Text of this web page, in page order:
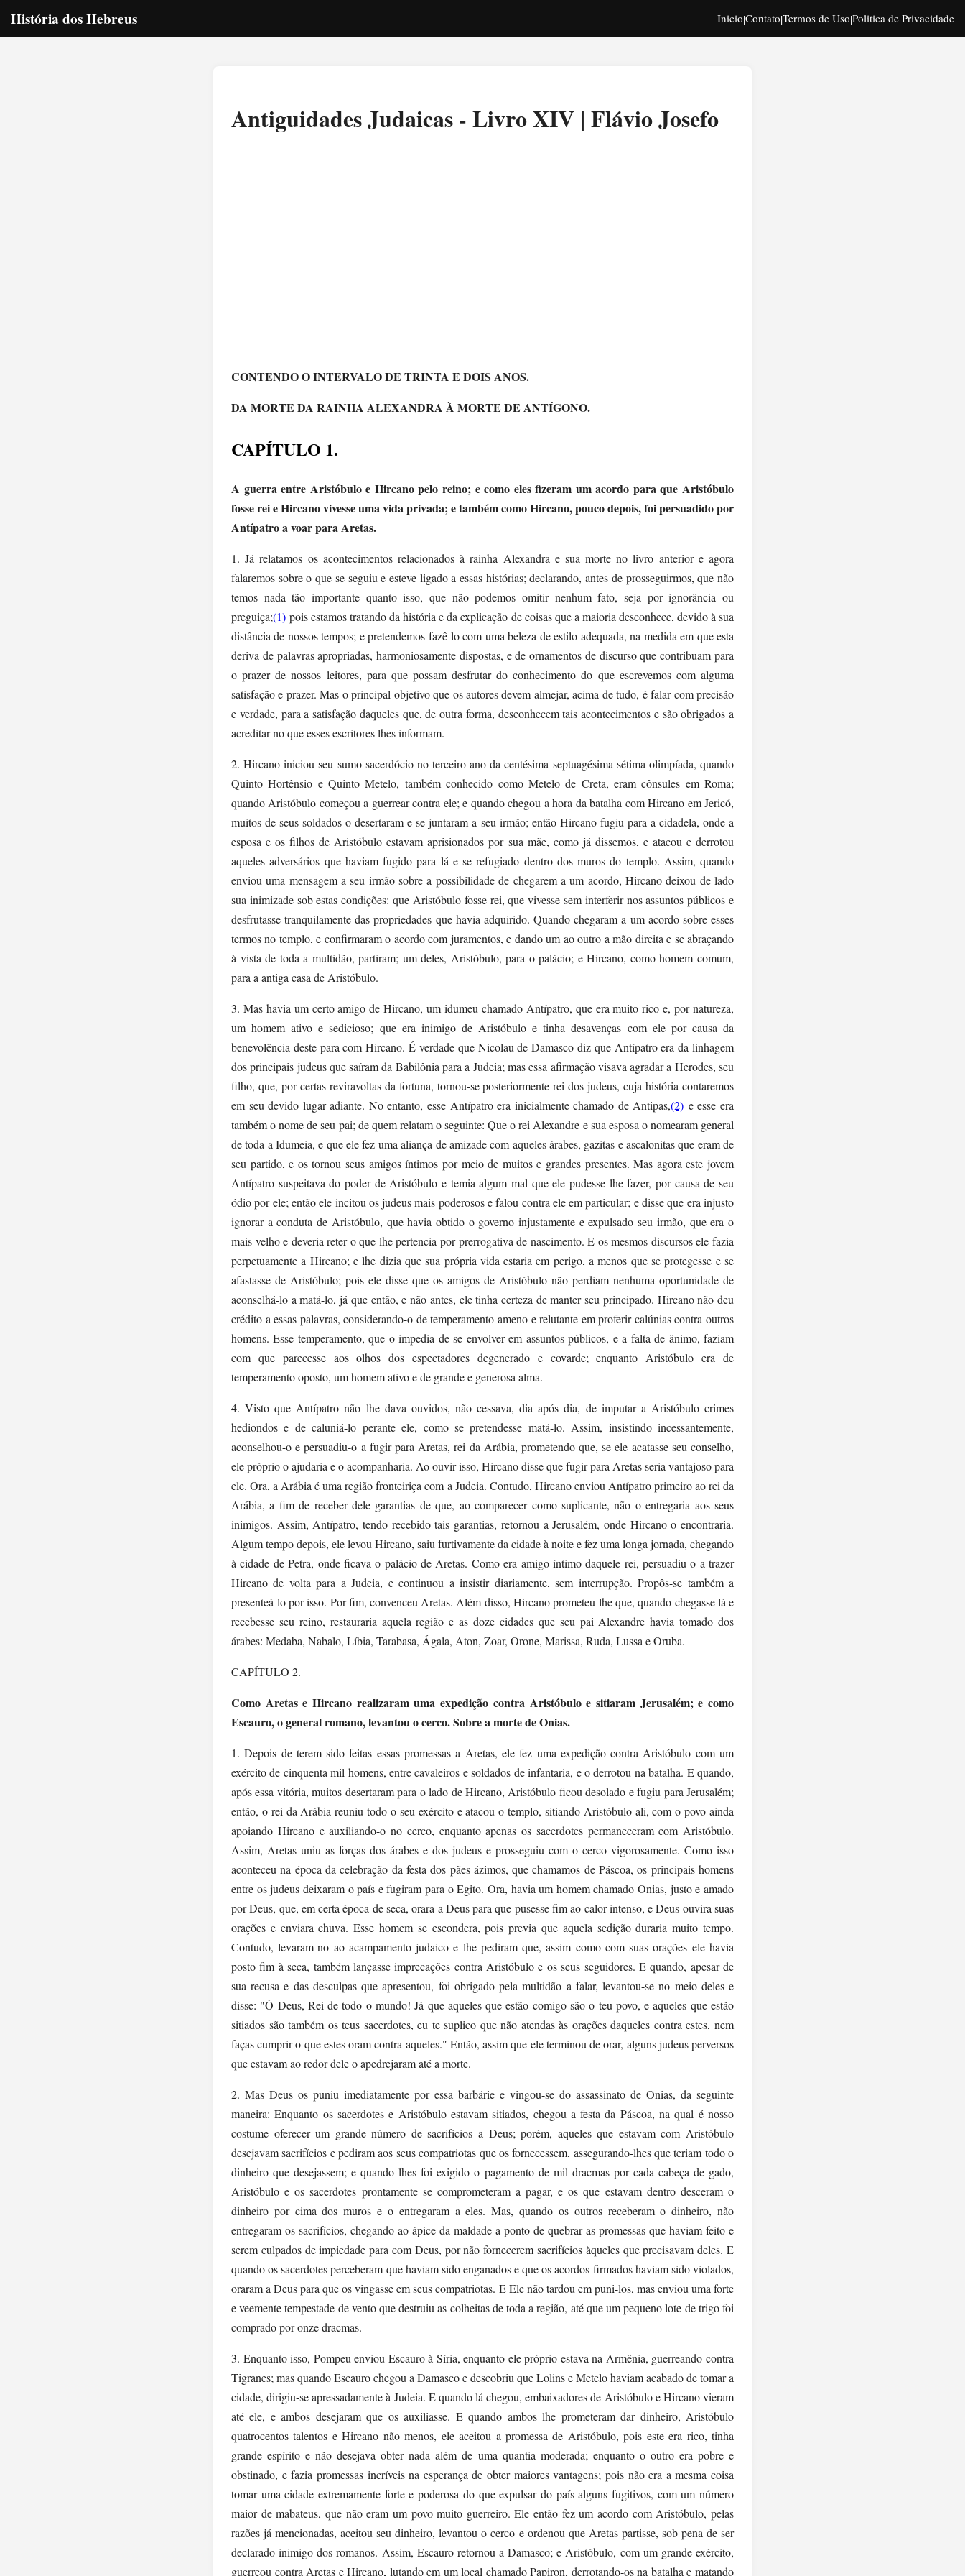
História dos Hebreus Inicio|Contato|Termos de Uso|Politica de Privacidade
Antiguidades Judaicas - Livro XIV | Flávio Josefo
CONTENDO O INTERVALO DE TRINTA E DOIS ANOS.
DA MORTE DA RAINHA ALEXANDRA À MORTE DE ANTÍGONO.
CAPÍTULO 1.
A guerra entre Aristóbulo e Hircano pelo reino; e como eles fizeram um acordo para que Aristóbulo
fosse rei e Hircano vivesse uma vida privada; e também como Hircano, pouco depois, foi persuadido por
Antípatro a voar para Aretas.
1. Já relatamos os acontecimentos relacionados à rainha Alexandra e sua morte no livro anterior e agora
falaremos sobre o que se seguiu e esteve ligado a essas histórias; declarando, antes de prosseguirmos, que não
temos nada tão importante quanto isso, que não podemos omitir nenhum fato, seja por ignorância ou
preguiça;(1) pois estamos tratando da história e da explicação de coisas que a maioria desconhece, devido à sua
distância de nossos tempos; e pretendemos fazê-lo com uma beleza de estilo adequada, na medida em que esta
deriva de palavras apropriadas, harmoniosamente dispostas, e de ornamentos de discurso que contribuam para
o prazer de nossos leitores, para que possam desfrutar do conhecimento do que escrevemos com alguma
satisfação e prazer. Mas o principal objetivo que os autores devem almejar, acima de tudo, é falar com precisão
e verdade, para a satisfação daqueles que, de outra forma, desconhecem tais acontecimentos e são obrigados a
acreditar no que esses escritores lhes informam.
2. Hircano iniciou seu sumo sacerdócio no terceiro ano da centésima septuagésima sétima olimpíada, quando
Quinto Hortênsio e Quinto Metelo, também conhecido como Metelo de Creta, eram cônsules em Roma;
quando Aristóbulo começou a guerrear contra ele; e quando chegou a hora da batalha com Hircano em Jericó,
muitos de seus soldados o desertaram e se juntaram a seu irmão; então Hircano fugiu para a cidadela, onde a
esposa e os filhos de Aristóbulo estavam aprisionados por sua mãe, como já dissemos, e atacou e derrotou
aqueles adversários que haviam fugido para lá e se refugiado dentro dos muros do templo. Assim, quando
enviou uma mensagem a seu irmão sobre a possibilidade de chegarem a um acordo, Hircano deixou de lado
sua inimizade sob estas condições: que Aristóbulo fosse rei, que vivesse sem interferir nos assuntos públicos e
desfrutasse tranquilamente das propriedades que havia adquirido. Quando chegaram a um acordo sobre esses
termos no templo, e confirmaram o acordo com juramentos, e dando um ao outro a mão direita e se abraçando
à vista de toda a multidão, partiram; um deles, Aristóbulo, para o palácio; e Hircano, como homem comum,
para a antiga casa de Aristóbulo.
3. Mas havia um certo amigo de Hircano, um idumeu chamado Antípatro, que era muito rico e, por natureza,
um homem ativo e sedicioso; que era inimigo de Aristóbulo e tinha desavenças com ele por causa da
benevolência deste para com Hircano. É verdade que Nicolau de Damasco diz que Antípatro era da linhagem
dos principais judeus que saíram da Babilônia para a Judeia; mas essa afirmação visava agradar a Herodes, seu
filho, que, por certas reviravoltas da fortuna, tornou-se posteriormente rei dos judeus, cuja história contaremos
em seu devido lugar adiante. No entanto, esse Antípatro era inicialmente chamado de Antipas,(2) e esse era
também o nome de seu pai; de quem relatam o seguinte: Que o rei Alexandre e sua esposa o nomearam general
de toda a Idumeia, e que ele fez uma aliança de amizade com aqueles árabes, gazitas e ascalonitas que eram de
seu partido, e os tornou seus amigos íntimos por meio de muitos e grandes presentes. Mas agora este jovem
Antípatro suspeitava do poder de Aristóbulo e temia algum mal que ele pudesse lhe fazer, por causa de seu
ódio por ele; então ele incitou os judeus mais poderosos e falou contra ele em particular; e disse que era injusto
ignorar a conduta de Aristóbulo, que havia obtido o governo injustamente e expulsado seu irmão, que era o
mais velho e deveria reter o que lhe pertencia por prerrogativa de nascimento. E os mesmos discursos ele fazia
perpetuamente a Hircano; e lhe dizia que sua própria vida estaria em perigo, a menos que se protegesse e se
afastasse de Aristóbulo; pois ele disse que os amigos de Aristóbulo não perdiam nenhuma oportunidade de
aconselhá-lo a matá-lo, já que então, e não antes, ele tinha certeza de manter seu principado. Hircano não deu
crédito a essas palavras, considerando-o de temperamento ameno e relutante em proferir calúnias contra outros
homens. Esse temperamento, que o impedia de se envolver em assuntos públicos, e a falta de ânimo, faziam
com que parecesse aos olhos dos espectadores degenerado e covarde; enquanto Aristóbulo era de
temperamento oposto, um homem ativo e de grande e generosa alma.
4. Visto que Antípatro não lhe dava ouvidos, não cessava, dia após dia, de imputar a Aristóbulo crimes
hediondos e de caluniá-lo perante ele, como se pretendesse matá-lo. Assim, insistindo incessantemente,
aconselhou-o e persuadiu-o a fugir para Aretas, rei da Arábia, prometendo que, se ele acatasse seu conselho,
ele próprio o ajudaria e o acompanharia. Ao ouvir isso, Hircano disse que fugir para Aretas seria vantajoso para
ele. Ora, a Arábia é uma região fronteiriça com a Judeia. Contudo, Hircano enviou Antípatro primeiro ao rei da
Arábia, a fim de receber dele garantias de que, ao comparecer como suplicante, não o entregaria aos seus
inimigos. Assim, Antípatro, tendo recebido tais garantias, retornou a Jerusalém, onde Hircano o encontraria.
Algum tempo depois, ele levou Hircano, saiu furtivamente da cidade à noite e fez uma longa jornada, chegando
à cidade de Petra, onde ficava o palácio de Aretas. Como era amigo íntimo daquele rei, persuadiu-o a trazer
Hircano de volta para a Judeia, e continuou a insistir diariamente, sem interrupção. Propôs-se também a
presenteá-lo por isso. Por fim, convenceu Aretas. Além disso, Hircano prometeu-lhe que, quando chegasse lá e
recebesse seu reino, restauraria aquela região e as doze cidades que seu pai Alexandre havia tomado dos
árabes: Medaba, Nabalo, Líbia, Tarabasa, Ágala, Aton, Zoar, Orone, Marissa, Ruda, Lussa e Oruba.
CAPÍTULO 2.
Como Aretas e Hircano realizaram uma expedição contra Aristóbulo e sitiaram Jerusalém; e como
Escauro, o general romano, levantou o cerco. Sobre a morte de Onias.
1. Depois de terem sido feitas essas promessas a Aretas, ele fez uma expedição contra Aristóbulo com um
exército de cinquenta mil homens, entre cavaleiros e soldados de infantaria, e o derrotou na batalha. E quando,
após essa vitória, muitos desertaram para o lado de Hircano, Aristóbulo ficou desolado e fugiu para Jerusalém;
então, o rei da Arábia reuniu todo o seu exército e atacou o templo, sitiando Aristóbulo ali, com o povo ainda
apoiando Hircano e auxiliando-o no cerco, enquanto apenas os sacerdotes permaneceram com Aristóbulo.
Assim, Aretas uniu as forças dos árabes e dos judeus e prosseguiu com o cerco vigorosamente. Como isso
aconteceu na época da celebração da festa dos pães ázimos, que chamamos de Páscoa, os principais homens
entre os judeus deixaram o país e fugiram para o Egito. Ora, havia um homem chamado Onias, justo e amado
por Deus, que, em certa época de seca, orara a Deus para que pusesse fim ao calor intenso, e Deus ouvira suas
orações e enviara chuva. Esse homem se escondera, pois previa que aquela sedição duraria muito tempo.
Contudo, levaram-no ao acampamento judaico e lhe pediram que, assim como com suas orações ele havia
posto fim à seca, também lançasse imprecações contra Aristóbulo e os seus seguidores. E quando, apesar de
sua recusa e das desculpas que apresentou, foi obrigado pela multidão a falar, levantou-se no meio deles e
disse: "Ó Deus, Rei de todo o mundo! Já que aqueles que estão comigo são o teu povo, e aqueles que estão
sitiados são também os teus sacerdotes, eu te suplico que não atendas às orações daqueles contra estes, nem
faças cumprir o que estes oram contra aqueles." Então, assim que ele terminou de orar, alguns judeus perversos
que estavam ao redor dele o apedrejaram até a morte.
2. Mas Deus os puniu imediatamente por essa barbárie e vingou-se do assassinato de Onias, da seguinte
maneira: Enquanto os sacerdotes e Aristóbulo estavam sitiados, chegou a festa da Páscoa, na qual é nosso
costume oferecer um grande número de sacrifícios a Deus; porém, aqueles que estavam com Aristóbulo
desejavam sacrifícios e pediram aos seus compatriotas que os fornecessem, assegurando-lhes que teriam todo o
dinheiro que desejassem; e quando lhes foi exigido o pagamento de mil dracmas por cada cabeça de gado,
Aristóbulo e os sacerdotes prontamente se comprometeram a pagar, e os que estavam dentro desceram o
dinheiro por cima dos muros e o entregaram a eles. Mas, quando os outros receberam o dinheiro, não
entregaram os sacrifícios, chegando ao ápice da maldade a ponto de quebrar as promessas que haviam feito e
serem culpados de impiedade para com Deus, por não fornecerem sacrifícios àqueles que precisavam deles. E
quando os sacerdotes perceberam que haviam sido enganados e que os acordos firmados haviam sido violados,
oraram a Deus para que os vingasse em seus compatriotas. E Ele não tardou em puni-los, mas enviou uma forte
e veemente tempestade de vento que destruiu as colheitas de toda a região, até que um pequeno lote de trigo foi
comprado por onze dracmas.
3. Enquanto isso, Pompeu enviou Escauro à Síria, enquanto ele próprio estava na Armênia, guerreando contra
Tigranes; mas quando Escauro chegou a Damasco e descobriu que Lolins e Metelo haviam acabado de tomar a
cidade, dirigiu-se apressadamente à Judeia. E quando lá chegou, embaixadores de Aristóbulo e Hircano vieram
até ele, e ambos desejaram que os auxiliasse. E quando ambos lhe prometeram dar dinheiro, Aristóbulo
quatrocentos talentos e Hircano não menos, ele aceitou a promessa de Aristóbulo, pois este era rico, tinha
grande espírito e não desejava obter nada além de uma quantia moderada; enquanto o outro era pobre e
obstinado, e fazia promessas incríveis na esperança de obter maiores vantagens; pois não era a mesma coisa
tomar uma cidade extremamente forte e poderosa do que expulsar do país alguns fugitivos, com um número
maior de mabateus, que não eram um povo muito guerreiro. Ele então fez um acordo com Aristóbulo, pelas
razões já mencionadas, aceitou seu dinheiro, levantou o cerco e ordenou que Aretas partisse, sob pena de ser
declarado inimigo dos romanos. Assim, Escauro retornou a Damasco; e Aristóbulo, com um grande exército,
guerreou contra Aretas e Hircano, lutando em um local chamado Papiron, derrotando-os na batalha e matando